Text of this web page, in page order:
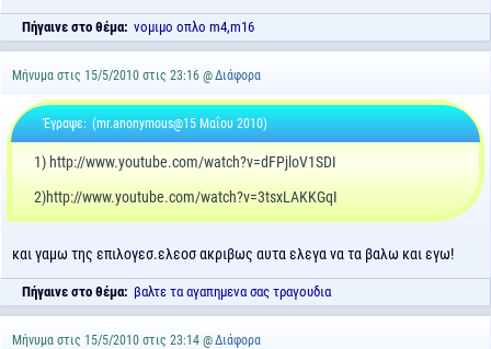
Πήγαινε στο θέμα: νομιμο οπλο m4,m16
Μήνυμα στις 15/5/2010 στις 23:16 @Διάφορα
Έγραψε: (mr.anonymous@15 Μαΐου 2010)
1) http://www.youtube.com/watch?v=dFPjloV1SDI
2)http://www.youtube.com/watch?v=3tsxLAKKGqI
και γαμω της επιλογεσ.ελεοσ ακριβως αυτα ελεγα να τα βαλω και εγω!
Πήγαινε στο θέμα: βαλτε τα αγαπημενα σας τραγουδια
Μήνυμα στις 15/5/2010 στις 23:14 @Διάφορα